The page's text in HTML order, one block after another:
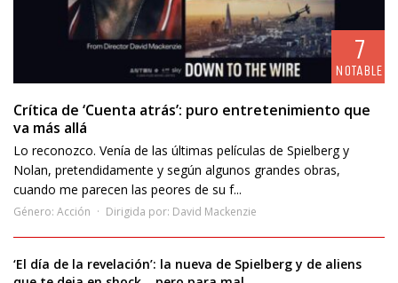
7
NOTABLE
Crítica de ‘Cuenta atrás’: puro entretenimiento que
va más allá
Lo reconozco. Venía de las últimas películas de Spielberg y
Nolan, pretendidamente y según algunos grandes obras,
cuando me parecen las peores de su f...
Género: Acción Dirigida por: David Mackenzie
‘El día de la revelación’: la nueva de Spielberg y de aliens